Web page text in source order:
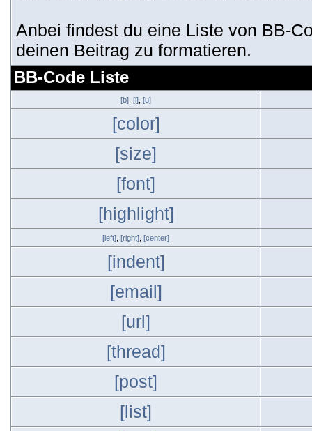
Anbei findest du eine Liste von BB-
deinen Beitrag zu formatieren.
BB-Code Liste
[b] [i] [u]
[color]
[size]
[font]
[highlight]
[left] [right] [center]
[indent]
[email]
[url]
[thread]
[post]
[list]